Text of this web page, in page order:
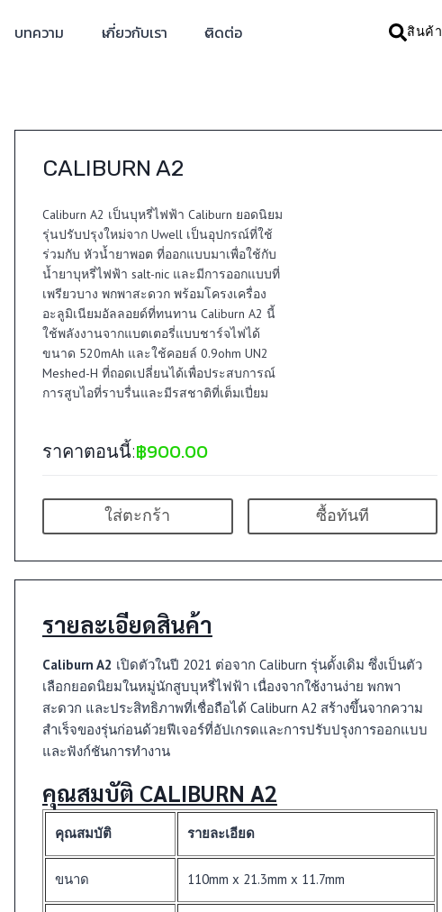
บทความ เกี่ยวกับเรา ติดต่อ สินค้า
CALIBURN A2
Caliburn A2 เป็นบุหรี่ไฟฟ้า Caliburn ยอดนิยม
รุ่นปรับปรุงใหม่จาก Uwell เป็นอุปกรณ์ที่ใช้
ร่วมกับ หัวน้ำยาพอต ที่ออกแบบมาเพื่อใช้กับ
น้ำยาบุหรี่ไฟฟ้า salt-nic และมีการออกแบบที่
เพรียวบาง พกพาสะดวก พร้อมโครงเครื่อง
อะลูมิเนียมอัลลอยด์ที่ทนทาน Caliburn A2 นี้
ใช้พลังงานจากแบตเตอรี่แบบชาร์จไฟได้
ขนาด 520mAh และใช้คอยล์ 0.9ohm UN2
Meshed-H ที่ถอดเปลี่ยนได้เพื่อประสบการณ์
การสูบไอที่ราบรื่นและมีรสชาติที่เต็มเปี่ยม
ราคาตอนนี้:฿900.00
ใส่ตะกร้า ซื้อทันที
รายละเอียดสินค้า
Caliburn A2 เปิดตัวในปี 2021 ต่อจาก Caliburn รุ่นดั้งเดิม ซึ่งเป็นตัว
เลือกยอดนิยมในหมู่นักสูบบุหรี่ไฟฟ้า เนื่องจากใช้งานง่าย พกพา
สะดวก และประสิทธิภาพที่เชื่อถือได้ Caliburn A2 สร้างขึ้นจากความ
สำเร็จของรุ่นก่อนด้วยฟีเจอร์ที่อัปเกรดและการปรับปรุงการออกแบบ
และฟังก์ชันการทำงาน
คุณสมบัติ CALIBURN A2
คุณสมบัติ รายละเอียด
ขนาด 110mm x 21.3mm x 11.7mm